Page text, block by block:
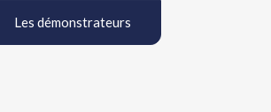
Les démonstrateurs